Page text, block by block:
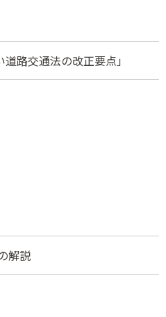
路交通法の改正要点」
解説